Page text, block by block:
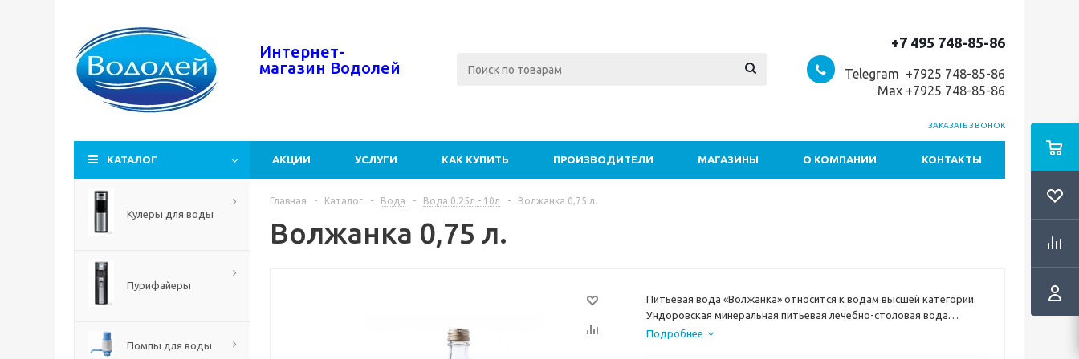
Интернет-
магазин Водолей
+7 495 748-85-86
Telegram +7925 748-85-86
Max +7925 748-85-86
ЗАКАЗАТЬ ЗВОНОК
КАТАЛОГ АКЦИИ УСЛУГИ КАК КУПИТЬ ПРОИЗВОДИТЕЛИ МАГАЗИНЫ О КОМПАНИИ КОНТАКТЫ
Кулеры для воды
Пурифайеры
Помпы для воды
Главная - Каталог - Вода - Вода 0.25л - 10л - Волжанка 0,75 л.
Волжанка 0,75 л.
Питьевая вода «Волжанка» относится к водам высшей категории.
Ундоровская минеральная питьевая лечебно-столовая вода
«Волжанка» выходит на поверхность земли в экологически чистой
Подробнее